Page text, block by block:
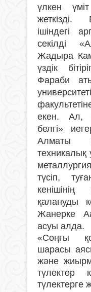
үлкен үміт
жеткізді.
ішіндегі
секілді
Жадыра
үздік
Фараби
екен. Ал,
белгі»
Алматы
техникалық
түсіп,
қалануды
Жанерке
асуы алда.
«Соңғы
шарасы
және
түлектер
түлектерге